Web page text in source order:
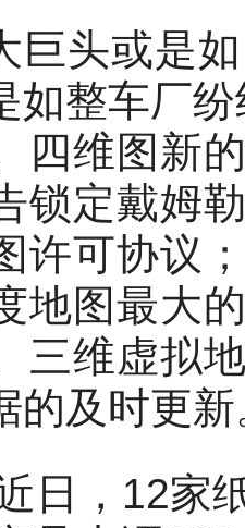
巨头或是
如整车厂
四维图新
锁定戴姆
许可协议
地图最大
三维虚拟
的及时更新
日，12家